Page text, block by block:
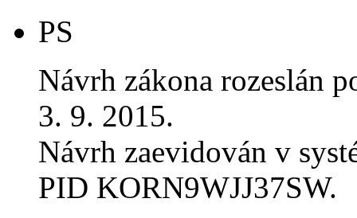
PS
Návrh zákona rozeslán
3. 9. 2015.
Návrh zaevidován v
PID KORN9WJJ37SW.